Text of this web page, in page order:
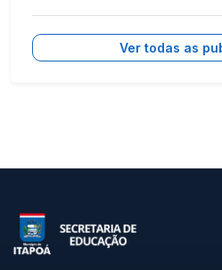
Ver todas as